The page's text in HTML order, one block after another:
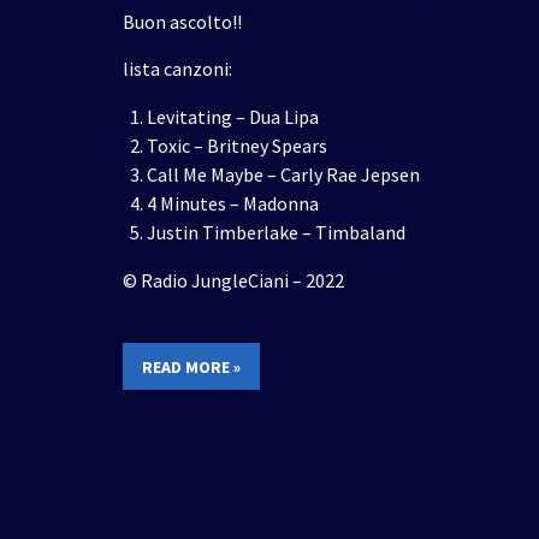
Buon ascolto!!
lista canzoni:
Levitating – Dua Lipa
Toxic – Britney Spears
Call Me Maybe – Carly Rae Jepsen
4 Minutes – Madonna
Justin Timberlake – Timbaland
© Radio JungleCiani – 2022
READ MORE »